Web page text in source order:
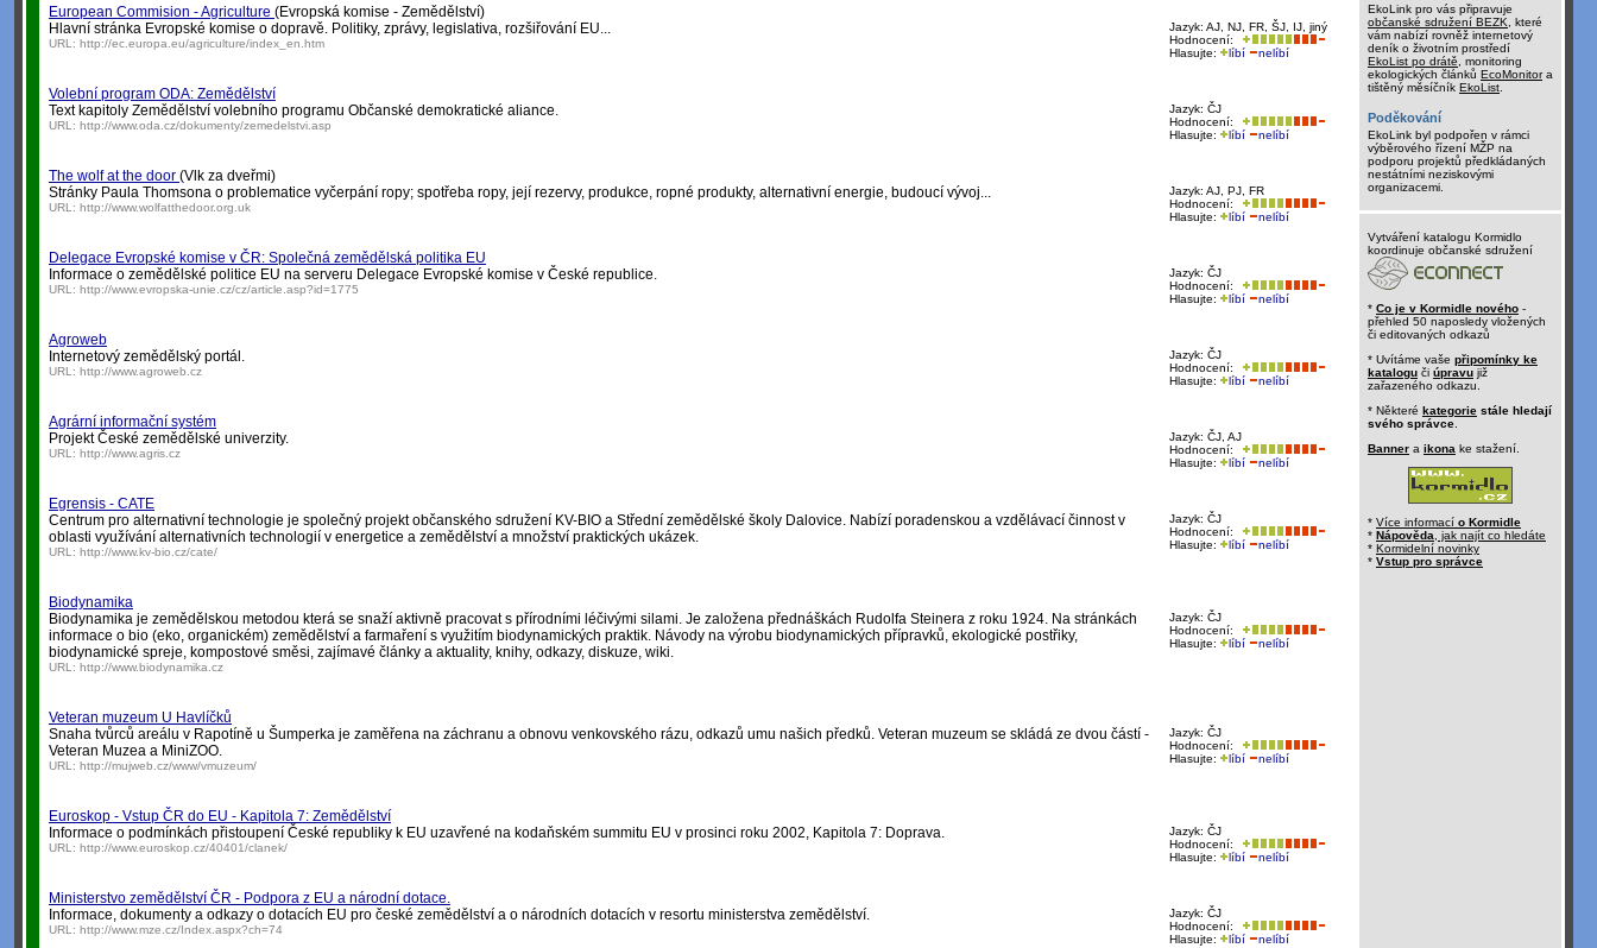
European Commision - Agriculture (Evropská komise - Zemědělství)
Jazyk: AJ, NJ, FR, ŠJ, IJ, jiný
Hodnocení:
Hlasujte:
líbí nelíbí
Hlavní stránka Evropské komise o dopravě. Politiky, zprávy, legislativa, rozšiřování EU...
URL: http://ec.europa.eu/agriculture/index_en.htm
Volební program ODA: Zemědělství
Jazyk: ČJ
Hodnocení:
Hlasujte:
líbí nelíbí
Text kapitoly Zemědělství volebního programu Občanské demokratické aliance.
URL: http://www.oda.cz/dokumenty/zemedelstvi.asp
The wolf at the door (Vlk za dveřmi)
Jazyk: AJ, PJ, FR
Hodnocení:
Hlasujte:
líbí nelíbí
Stránky Paula Thomsona o problematice vyčerpání ropy; spotřeba ropy, její rezervy, produkce, ropné produkty, alternativní energie, budoucí vývoj...
URL: http://www.wolfatthedoor.org.uk
Delegace Evropské komise v ČR: Společná zemědělská politika EU
Jazyk: ČJ
Hodnocení:
Hlasujte:
líbí nelíbí
Informace o zemědělské politice EU na serveru Delegace Evropské komise v České republice.
URL: http://www.evropska-unie.cz/cz/article.asp?id=1775
Agroweb
Jazyk: ČJ
Hodnocení:
Hlasujte:
líbí nelíbí
Internetový zemědělský portál.
URL: http://www.agroweb.cz
Agrární informační systém
Jazyk: ČJ, AJ
Hodnocení:
Hlasujte:
líbí nelíbí
Projekt České zemědělské univerzity.
URL: http://www.agris.cz
Egrensis - CATE
Jazyk: ČJ
Hodnocení:
Hlasujte:
líbí nelíbí
Centrum pro alternativní technologie je společný projekt občanského sdružení KV-BIO a Střední zemědělské školy Dalovice. Nabízí poradenskou a vzdělávací činnost v
oblasti využívání alternativních technologií v energetice a zemědělství a množství praktických ukázek.
URL: http://www.kv-bio.cz/cate/
Biodynamika
Jazyk: ČJ
Hodnocení:
Hlasujte:
líbí nelíbí
Biodynamika je zemědělskou metodou která se snaží aktivně pracovat s přírodními léčivými silami. Je založena přednáškách Rudolfa Steinera z roku 1924. Na stránkách
informace o bio (eko, organickém) zemědělství a farmaření s využitím biodynamických praktik. Návody na výrobu biodynamických přípravků, ekologické postřiky,
biodynamické spreje, kompostové směsi, zajímavé články a aktuality, knihy, odkazy, diskuze, wiki.
URL: http://www.biodynamika.cz
Veteran muzeum U Havlíčků
Jazyk: ČJ
Hodnocení:
Hlasujte:
líbí nelíbí
Snaha tvůrců areálu v Rapotíně u Šumperka je zaměřena na záchranu a obnovu venkovského rázu, odkazů umu našich předků. Veteran muzeum se skládá ze dvou částí -
Veteran Muzea a MiniZOO.
URL: http://mujweb.cz/www/vmuzeum/
Euroskop - Vstup ČR do EU - Kapitola 7: Zemědělství
Jazyk: ČJ
Hodnocení:
Hlasujte:
líbí nelíbí
Informace o podmínkách přistoupení České republiky k EU uzavřené na kodaňském summitu EU v prosinci roku 2002, Kapitola 7: Doprava.
URL: http://www.euroskop.cz/40401/clanek/
Ministerstvo zemědělství ČR - Podpora z EU a národní dotace.
Jazyk: ČJ
Hodnocení:
Hlasujte:
líbí nelíbí
Informace, dokumenty a odkazy o dotacích EU pro české zemědělství a o národních dotacích v resortu ministerstva zemědělství.
URL: http://www.mze.cz/Index.aspx?ch=74
EkoLink pro vás připravuje
občanské sdružení BEZK , které
vám nabízí rovněž internetový
deník o životním prostředí
EkoList po drátě , monitoring
ekologických článků EcoMonitora
tištěný měsíčník EkoList
Poděkování
EkoLink byl podpořen v rámci
výběrového řízení MŽP na
podporu projektů předkládaných
nestátními neziskovými
organizacemi.
Vytváření katalogu Kormidlo
koordinuje občanské sdružení
* Co je v Kormidle nového -
přehled 50 naposledy vložených
či editovaných odkazů
* Uvítáme vaše připomínky ke
katalogu či úpravu již
zařazeného odkazu.
* Některé kategorie stále hledají
svého správce
Banner a ikona ke stažení.
* Více informací o Kormidle
* Nápověda , jak najít co hledáte
* Kormidelní novinky
* Vstup pro správce